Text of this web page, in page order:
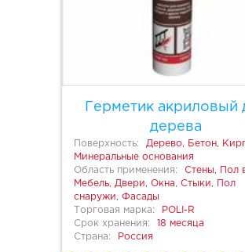
Герметик акриловый
дерева
Поверхность:
Дерево, Бетон,
Минеральные основания
Область применения:
Стены, Пол
Мебель, Двери, Окна, Стыки, Пол
снаружи, Фасады
Торговая марка:
POLI-R
Срок хранения:
18 месяца
Страна:
Россия